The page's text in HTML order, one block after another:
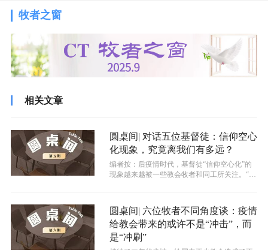
牧者之窗
相关文章
圆桌间| 对话五位基督徒：信仰空心
化现象，究竟离我们有多远？
编者按：后疫情时代，基督徒“信仰空心化”的
现象越来越被一些教会牧者和同工所关注。“信
圆桌间| 六位牧者不同角度谈：疫情
给教会带来的或许不是“冲击”，而
是“冲刷”